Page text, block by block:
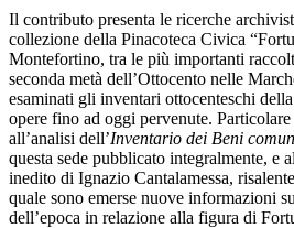
Il contributo presenta le ricerche
collezione della Pinacoteca Civica
Montefortino, tra le più importanti
seconda metà dell’Ottocento nelle
esaminati gli inventari ottocenteschi
opere fino ad oggi pervenute.
all’analisi dell’Inventario dei Beni
questa sede pubblicato integralmente, e
inedito di Ignazio Cantalamessa,
quale sono emerse nuove informazioni
dell’epoca in relazione alla figura di